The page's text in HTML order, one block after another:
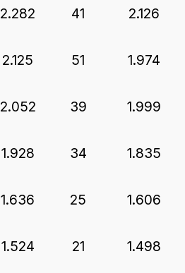
2.282 41 2.126
2.125 51 1.974
2.052 39 1.999
1.928 34 1.835
1.636 25 1.606
1.524 21 1.498